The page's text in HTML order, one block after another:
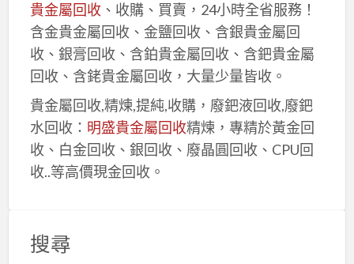
貴金屬回收、收購、買賣，24小時全省服務！
含金貴金屬回收、金鹽回收、含銀貴金屬回
收、銀膏回收、含鉑貴金屬回收、含鈀貴金屬
回收、含銠貴金屬回收，大量少量皆收。
貴金屬回收,精煉,提純,收購，廢鈀液回收,廢鈀
水回收： 明盛貴金屬回收精煉，專精於黃金回
收、白金回收、銀回收、廢晶圓回收、CPU回
收..等高價現金回收。
搜尋